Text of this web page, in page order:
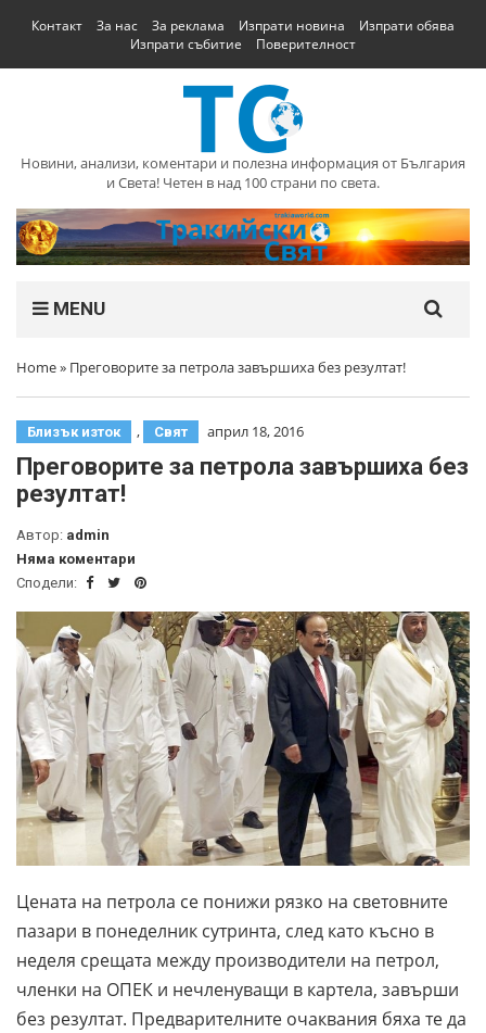
Контакт За нас За реклама Изпрати новина
Изпрати обява
Изпрати събитие
Поверителност
Новини, анализи, коментари и полезна информация от България
и Света! Четен в над 100 страни по света.
MENU
Home» Преговорите за петрола завършиха без резултат!
Близък изток , Свят април 18, 2016
Преговорите за петрола завършиха без
резултат!
Автор: admin
Няма коментари
Сподели:
Цената на петрола се понижи рязко на световните
пазари в понеделник сутринта, след като късно в
неделя срещата между производители на петрол,
членки на ОПЕК и нечленуващи в картела, завърши
без резултат. Предварителните очаквания бяха те да